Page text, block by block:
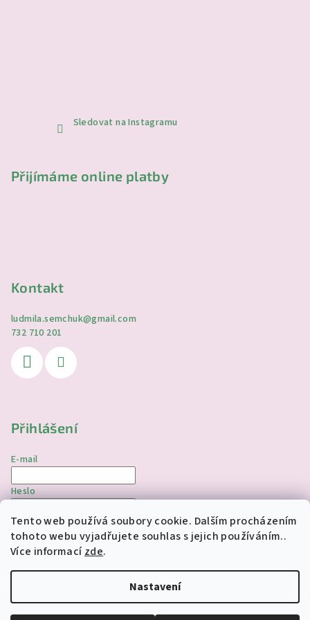
Tento web používá soubory cookie. Dalším procházením
tohoto webu vyjadřujete souhlas s jejich používáním..
Více informacízde.
Nastavení
Sledovat na Instagramu
Přijímáme online platby
Kontakt
ludmila.semchuk@gmail.com
732 710 201
Přihlášení
E-mail
Heslo
Přihlásit se
Nová registrace Zapomenuté heslo